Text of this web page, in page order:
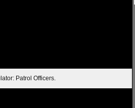
Patrol Officers.